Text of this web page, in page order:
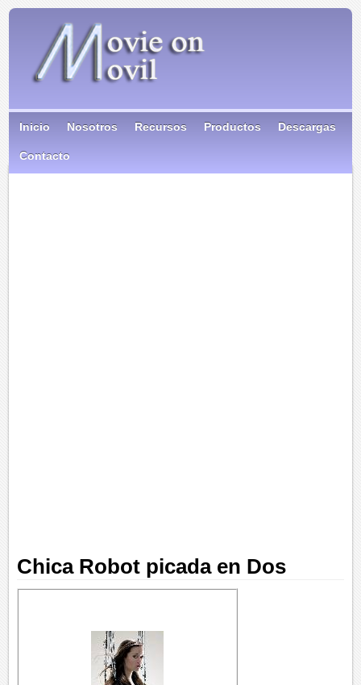
Inicio Nosotros Recursos Productos Descargas
Contacto
Chica Robot picada en Dos